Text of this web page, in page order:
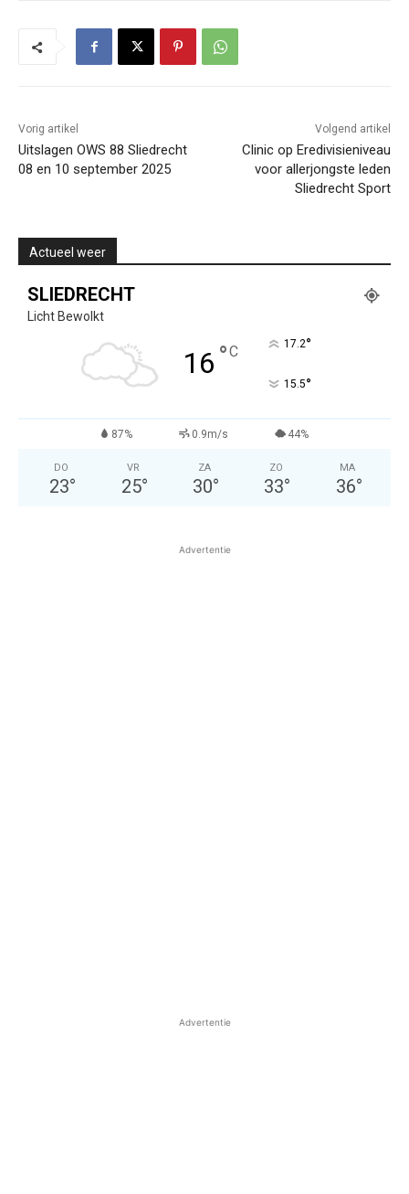
Vorig artikel
Uitslagen OWS 88 Sliedrecht
08 en 10 september 2025
Volgend artikel
Clinic op Eredivisieniveau
voor allerjongste leden
Sliedrecht Sport
Actueel weer
SLIEDRECHT
Licht Bewolkt
16 °C 17.2°
15.5°
87% 0.9m/s 44%
DO
23°
VR
25°
ZA
30°
ZO
33°
MA
36°
Advertentie
Advertentie